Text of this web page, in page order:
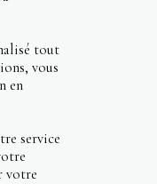
tout
vous
en
service
votre